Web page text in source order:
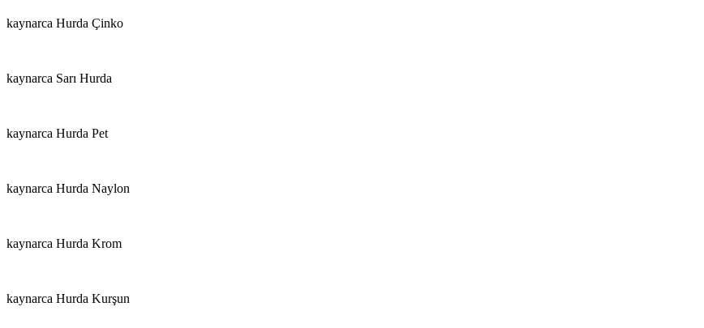
kaynarca Hurda Çinko
kaynarca Sarı Hurda
kaynarca Hurda Pet
kaynarca Hurda Naylon
kaynarca Hurda Krom
kaynarca Hurda Kurşun